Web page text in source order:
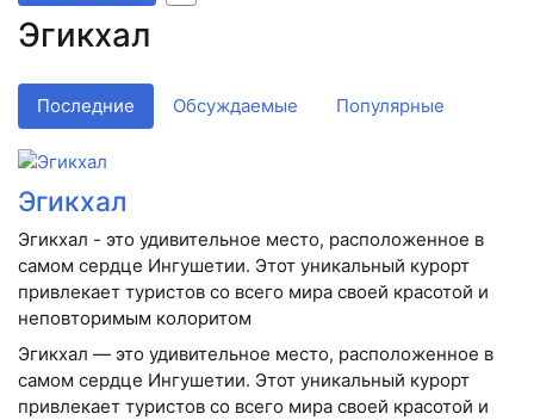
Эгикхал
Последние Обсуждаемые Популярные
Эгикхал
Эгикхал - это удивительное место, расположенное в
самом сердце Ингушетии. Этот уникальный курорт
привлекает туристов со всего мира своей красотой и
неповторимым колоритом
Эгикхал — это удивительное место, расположенное в
самом сердце Ингушетии. Этот уникальный курорт
привлекает туристов со всего мира своей красотой и